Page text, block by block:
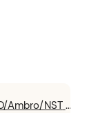
Ambro/NST